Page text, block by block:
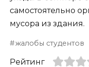
самостоятельно
мусора из здания.
жалобы студентов
Рейтинг